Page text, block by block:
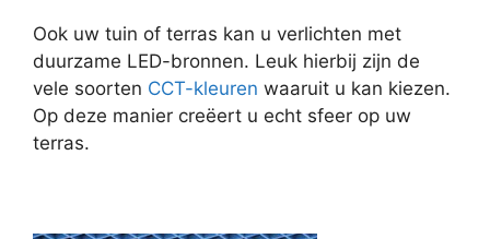
Ook uw tuin of terras kan u verlichten met
duurzame LED-bronnen. Leuk hierbij zijn de
vele soorten CCT-kleuren waaruit u kan kiezen.
Op deze manier creëert u echt sfeer op uw
terras.